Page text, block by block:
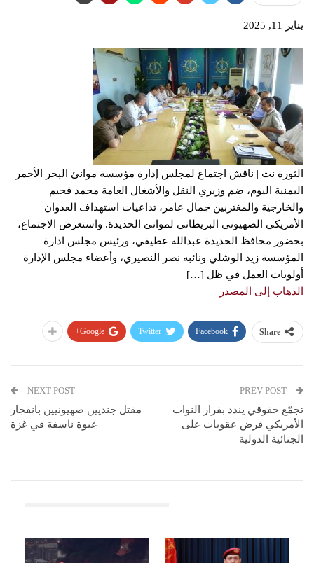
يناير 11, 2025
الثورة نت | ناقش اجتماع لمجلس إدارة مؤسسة موانئ البحر الأحمر
اليمنية اليوم، ضم وزيري النقل والأشغال العامة محمد قحيم
والخارجية والمغتربين جمال عامر، تداعيات استهداف العدوان
الأمريكي الصهيوني البريطاني لموانئ الحديدة. واستعرض الاجتماع،
بحضور محافظ الحديدة عبدالله عطيفي، ورئيس مجلس ادارة
المؤسسة زيد الوشلي ونائبه نصر النصيري، وأعضاء مجلس الإدارة
أولويات العمل في ظل […]
الذهاب إلى المصدر
Share
Facebook
Twitter
Google+
تجمّع حقوقي يندد بقرار النواب
الأمريكي فرض عقوبات على
الجنائية الدولية
NEXT POST
مقتل جنديين صهيونيين بانفجار
عبوة ناسفة في غزة